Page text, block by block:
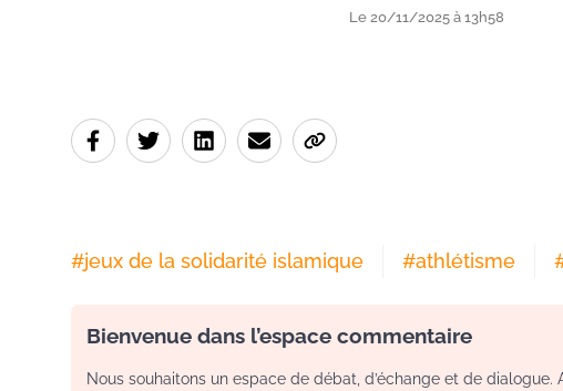
Le 20/11/2025 à 13h58
#jeux de la solidarité islamique #athlétisme
Bienvenue dans l’espace commentaire
Nous souhaitons un espace de débat, d’échange et de